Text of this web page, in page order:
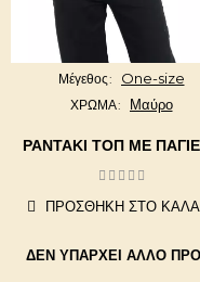
Μέγεθος One-size
ΧΡΩΜΑ Μαύρο
ΡΑΝΤΑΚΙ ΤΟΠ ΜΕ
ΠΡΟΣΘΉΚΗ ΣΤΟ
ΔΕΝ ΥΠΆΡΧΕΙ ΆΛΛΟ